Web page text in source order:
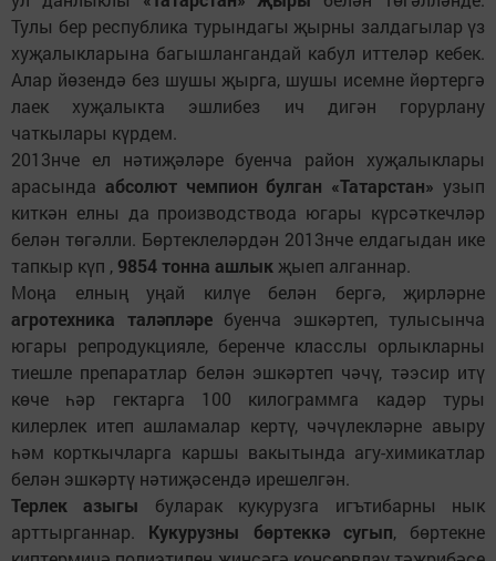
Тулы бер республика турындагы җырны залдагылар үз
хуҗалыкларына багышлангандай кабул иттеләр кебек.
Алар йөзендә без шушы җырга, шушы исемне йөртергә
лаек хуҗалыкта эшлибез ич дигән горурлану
чаткылары күрдем.
2013нче ел нәтиҗәләре буенча район хуҗалыклары
арасында абсолют чемпион булган «Татарстан» узып
киткән елны да производствода югары күрсәткечләр
белән төгәлли. Бөртеклеләрдән 2013нче елдагыдан ике
тапкыр күп , 9854 тонна ашлык җыеп алганнар.
Моңа елның уңай килүе белән бергә, җирләрне
агротехника таләпләребуенча эшкәртеп, тулысынча
югары репродукцияле, беренче класслы орлыкларны
тиешле препаратлар белән эшкәртеп чәчү, тәэсир итү
көче һәр гектарга 100 килограммга кадәр туры
килерлек итеп ашламалар кертү, чәчүлекләрне авыру
һәм корткычларга каршы вакытында агу-химикатлар
белән эшкәртү нәтиҗәсендә ирешелгән.
Терлек азыгы буларак кукурузга игътибарны нык
арттырганнар. Кукурузны бөртеккә сугып, бөртекне